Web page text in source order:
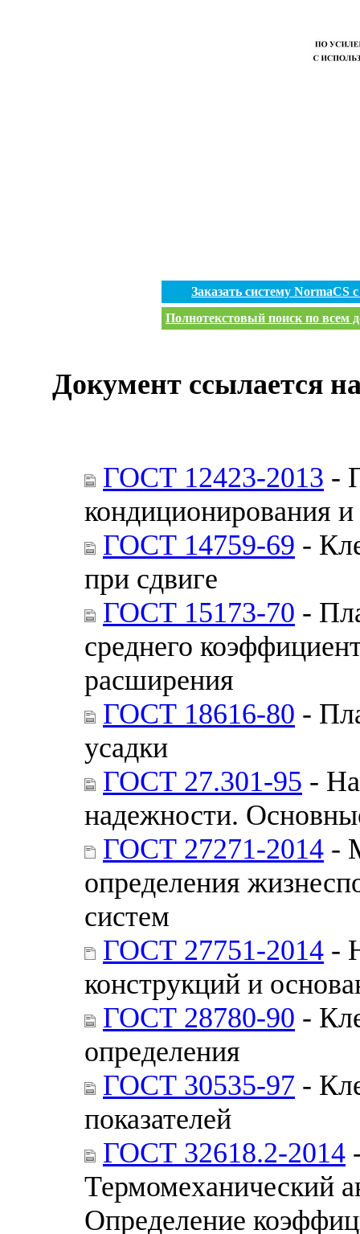
Заказать систему
Полнотекстовый поиск по всем
Документ ссылается
ГОСТ 12423-2013 -
кондиционирования
ГОСТ 14759-69 -
при сдвиге
ГОСТ 15173-70 -
среднего
расширения
ГОСТ 18616-80 -
усадки
ГОСТ 27.301-95 -
надежности.
ГОСТ 27271-2014 -
определения
систем
ГОСТ 27751-2014 -
конструкций и
ГОСТ 28780-90 -
определения
ГОСТ 30535-97 -
показателей
ГОСТ 32618.2-2014
Термомеханический
Определение